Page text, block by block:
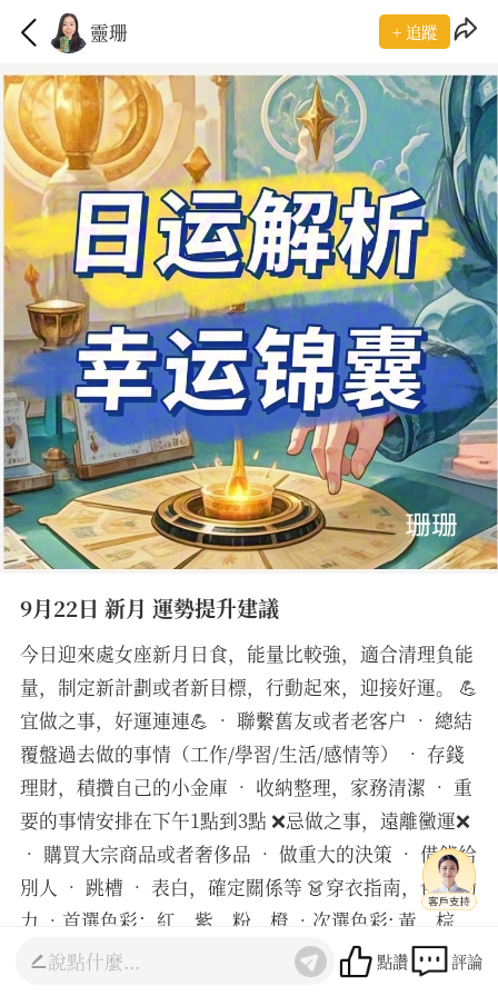
靈珊 + 追蹤
9月22日 新月 運勢提升建議
今日迎來處女座新月日食，能量比較強，適合清理負能
量，制定新計劃或者新目標，行動起來，迎接好運。 💪
宜做之事，好運連連💪 • 聯繫舊友或者老客户 • 總結
覆盤過去做的事情（工作/學習/生活/感情等） • 存錢
理財，積攢自己的小金庫 • 收納整理，家務清潔 • 重
要的事情安排在下午1點到3點 ❌忌做之事，遠離黴運❌
• 購買大宗商品或者奢侈品 • 做重大的決策 • 借錢給
別人 • 跳槽 • 表白，確定關係等 👗穿衣指南，色彩助
力 •首選色彩：紅，紫，粉，橙 •次選色彩: 黃，棕，
咖，褐色系 • 避開色彩：白，灰 🧭數字小秘訣🧭 •幸
運數字：12，不妨在重要時刻選用這些數字，增添一份
點讚 評論